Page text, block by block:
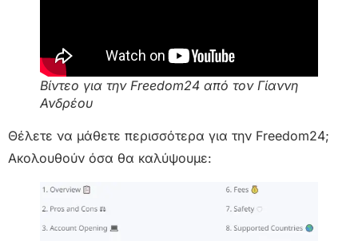
Βίντεο για την Freedom24 από τον Γίαννη
Ανδρέου
Θέλετε να μάθετε περισσότερα για την Freedom24;
Ακολουθούν όσα θα καλύψουμε: